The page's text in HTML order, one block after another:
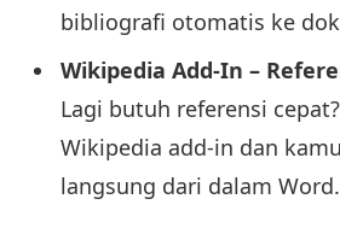
bibliografi otomatis ke
Wikipedia Add-In –
Lagi butuh referensi
Wikipedia add-in dan
langsung dari dalam Word.